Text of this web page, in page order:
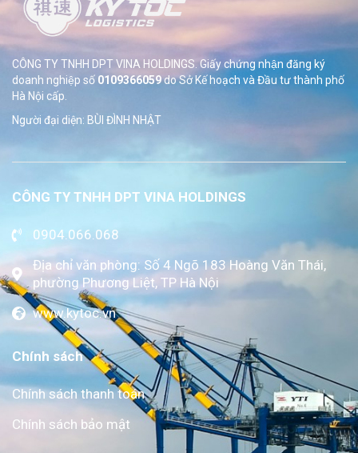
CÔNG TY TNHH DPT VINA HOLDINGS. Giấy chứng nhận đăng ký
doanh nghiệp số 0109366059do SởKế hoạch và Đầu tư thành phố
Hà Nội cấp.
Người đại diện: BÙI ĐÌNH NHẬT
CÔNG TY TNHH DPT VINA HOLDINGS
0904.066.068
Địa chỉ văn phòng: Số 4 Ngõ 183 Hoàng Văn Thái,
phường Phương Liệt, TP Hà Nội
www.kytoc.vn
Chính sách
Chính sách thanh toán
Chính sách bảo mật